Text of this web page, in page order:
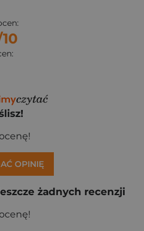
OPINIĘ
żadnych recenzji